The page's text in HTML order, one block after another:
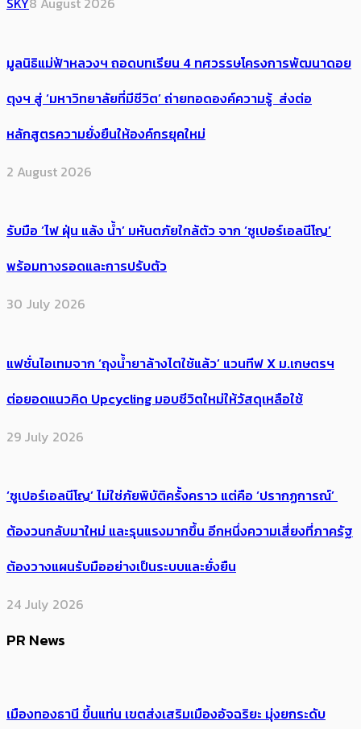
มูลนิธิแม่ฟ้าหลวงฯ ถอดบทเรียน 4 ทศวรรษโครงการพัฒนาดอย
ตุงฯ สู่ ‘มหาวิทยาลัยที่มีชีวิต’ ถ่ายทอดองค์ความรู้ ส่งต่อ
หลักสูตรความยั่งยืนให้องค์กรยุคใหม่
2 August 2026
รับมือ ‘ไฟ ฝุ่น แล้ง น้ำ’ มหันตภัยใกล้ตัว จาก ‘ซูเปอร์เอลนีโญ’
พร้อมทางรอดและการปรับตัว
30 July 2026
แฟชั่นไอเทมจาก ‘ถุงน้ำยาล้างไตใช้แล้ว’ แวนทีฟ X ม.เกษตรฯ
ต่อยอดแนวคิด Upcycling มอบชีวิตใหม่ให้วัสดุเหลือใช้
29 July 2026
‘ซูเปอร์เอลนีโญ’ ไม่ใช่ภัยพิบัติครั้งคราว แต่คือ ‘ปรากฏการณ์’ ​
ต้อง​วนกลับมาใหม่ และรุนแรงมากขึ้น อีกหนึ่งความเสี่ยงที่ภาครัฐ
ต้องวางแผนรับมืออย่างเป็นระบบและยั่งยืน
24 July 2026
PR News
เมืองทองธานี ขึ้นแท่น เขตส่งเสริมเมืองอัจฉริยะ มุ่งยกระดับ